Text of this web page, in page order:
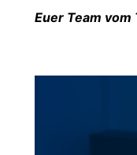
Euer Team vom